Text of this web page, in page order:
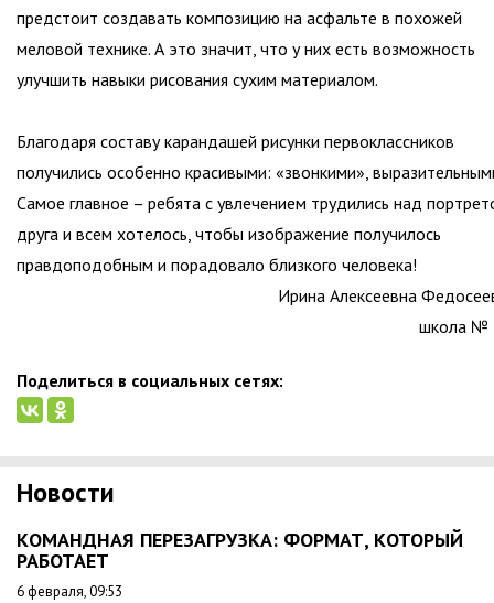
предстоит создавать композицию на асфальте в похожей
меловой технике. А это значит, что у них есть возможность
улучшить навыки рисования сухим материалом.
Благодаря составу карандашей рисунки первоклассников
получились особенно красивыми: «звонкими»,
Самое главное – ребята с увлечением трудились над
друга и всем хотелось, чтобы изображение получилось
правдоподобным и порадовало близкого человека!
Ирина Алексеевна
школа №
Поделиться в социальных сетях:
Новости
КОМАНДНАЯ ПЕРЕЗАГРУЗКА: ФОРМАТ, КОТОРЫЙ
РАБОТАЕТ
6 февраля, 09:53